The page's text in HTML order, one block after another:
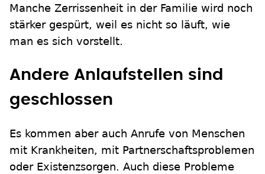
Manche Zerrissenheit in der Familie wird noch
stärker gespürt, weil es nicht so läuft, wie
man es sich vorstellt.
Andere Anlaufstellen sind
geschlossen
Es kommen aber auch Anrufe von Menschen
mit Krankheiten, mit Partnerschaftsproblemen
oder Existenzsorgen. Auch diese Probleme